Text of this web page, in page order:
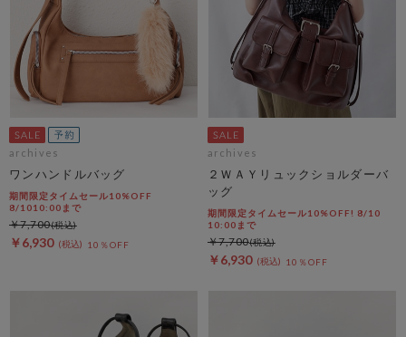
archives
ワンハンドルバッグ
期間限定タイムセール10%OFF
8/1010:00まで
￥6,930 10％OFF
￥7,700
archives
２ＷＡＹリュックショルダーバ
ッグ
期間限定タイムセール10%OFF! 8/10
10:00まで
￥6,930 10％OFF
￥7,700